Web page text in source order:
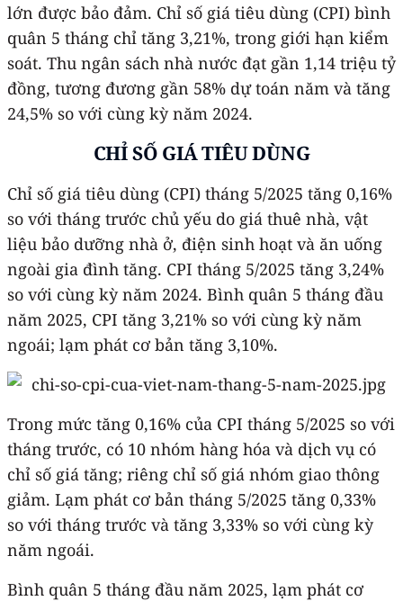
lớn được bảo đảm. Chỉ số giá tiêu dùng (CPI) bình
quân 5 tháng chỉ tăng 3,21%, trong giới hạn kiểm
soát. Thu ngân sách nhà nước đạt gần 1,14 triệu tỷ
đồng, tương đương gần 58% dự toán năm và tăng
24,5% so với cùng kỳ năm 2024.
CHỈ SỐ GIÁ TIÊU DÙNG
Chỉ số giá tiêu dùng (CPI) tháng 5/2025 tăng 0,16%
so với tháng trước chủ yếu do giá thuê nhà, vật
liệu bảo dưỡng nhà ở, điện sinh hoạt và ăn uống
ngoài gia đình tăng. CPI tháng 5/2025 tăng 3,24%
so với cùng kỳ năm 2024. Bình quân 5 tháng đầu
năm 2025, CPI tăng 3,21% so với cùng kỳ năm
ngoái; lạm phát cơ bản tăng 3,10%.
Trong mức tăng 0,16% của CPI tháng 5/2025 so với
tháng trước, có 10 nhóm hàng hóa và dịch vụ có
chỉ số giá tăng; riêng chỉ số giá nhóm giao thông
giảm. Lạm phát cơ bản tháng 5/2025 tăng 0,33%
so với tháng trước và tăng 3,33% so với cùng kỳ
năm ngoái.
Bình quân 5 tháng đầu năm 2025, lạm phát cơ